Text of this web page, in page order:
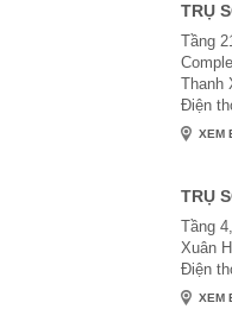
TRỤ
Tầng
Thanh
Điện
XEM
TRỤ
Tầng
Xuân
Điện
XEM